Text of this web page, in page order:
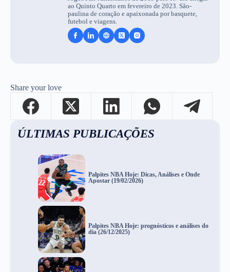
ao Quinto Quarto em fevereiro de 2023. São-
paulina de coração e apaixonada por basquete,
futebol e viagens.
Share your love
ÚLTIMAS PUBLICAÇÕES
Palpites NBA Hoje: Dicas, Análises e Onde
Apostar (19/02/2026)
Palpites NBA Hoje: prognósticos e análises do
dia (26/12/2025)